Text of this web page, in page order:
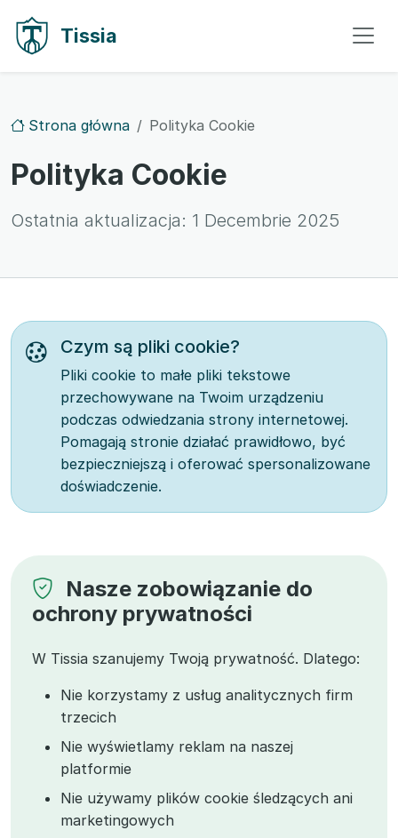
Tissia
Strona główna Polityka Cookie
Polityka Cookie
Ostatnia aktualizacja: 1 Decembrie 2025
Czym są pliki cookie?
Pliki cookie to małe pliki tekstowe
przechowywane na Twoim urządzeniu
podczas odwiedzania strony internetowej.
Pomagają stronie działać prawidłowo, być
bezpieczniejszą i oferować spersonalizowane
doświadczenie.
Nasze zobowiązanie do
ochrony prywatności
W Tissia szanujemy Twoją prywatność. Dlatego:
Nie korzystamy z usług analitycznych firm
trzecich
Nie wyświetlamy reklam na naszej
platformie
Nie używamy plików cookie śledzących ani
marketingowych